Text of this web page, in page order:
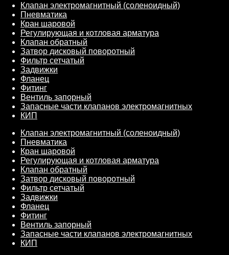
Клапан электромагнитный (соленоидный)
Пневматика
Кран шаровой
Регулирующая и котловая арматура
Клапан обратный
Затвор дисковый поворотный
Фильтр сетчатый
Задвижки
Фланец
Фитинг
Вентиль запорный
Запасные части клапанов электромагнитных
КИП
Клапан электромагнитный (соленоидный)
Пневматика
Кран шаровой
Регулирующая и котловая арматура
Клапан обратный
Затвор дисковый поворотный
Фильтр сетчатый
Задвижки
Фланец
Фитинг
Вентиль запорный
Запасные части клапанов электромагнитных
КИП